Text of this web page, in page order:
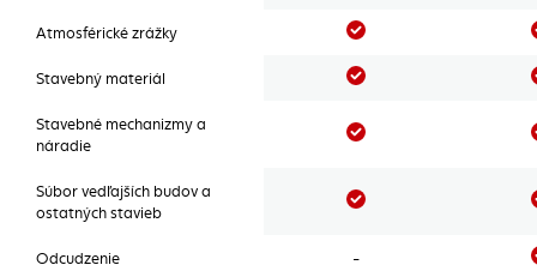
Atmosférické zrážky Áno
Stavebný materiál Áno
Stavebné mechanizmy a
náradie
Áno
Súbor vedľajších budov a
ostatných stavieb
Áno
Odcudzenie -